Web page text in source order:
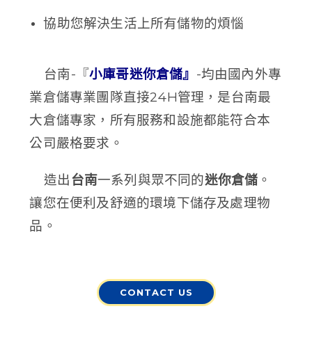
協助您解決生活上所有儲物的煩惱
台南-『小庫哥迷你倉儲』 -均由國內外專
業倉儲專業團隊直接24H管理，是台南最
大倉儲專家，所有服務和設施都能符合本
公司嚴格要求。
造出 台南一系列與眾不同的迷你倉儲 。
讓您在便利及舒適的環境下儲存及處理物
品。
CONTACT US